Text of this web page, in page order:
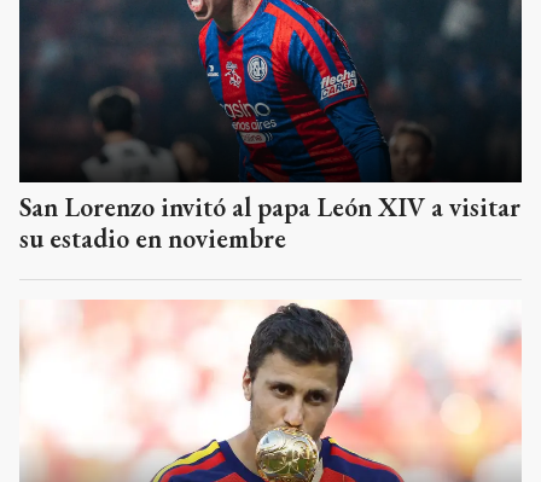
San Lorenzo invitó al papa León XIV a visitar
su estadio en noviembre